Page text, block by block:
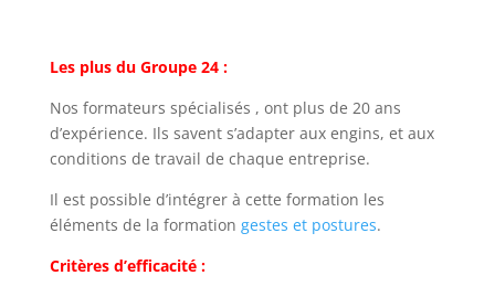
Les plus du Groupe 24 :
Nos formateurs spécialisés , ont plus de 20 ans
d’expérience. Ils savent s’adapter aux engins, et aux
conditions de travail de chaque entreprise.
Il est possible d’intégrer à cette formation les
éléments de la formation gestes et postures.
Critères d’efficacité :